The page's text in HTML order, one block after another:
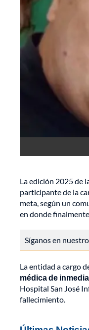
La edición 2025 de
participante de la
meta, según un
en donde
Síganos en nuestro
La entidad a cargo
médica de
Hospital San José
fallecimiento.